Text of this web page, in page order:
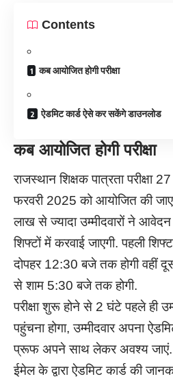
Contents
कब आयोजित होगी परीक्षा
ऐडमिट कार्ड ऐसे कर सकेंगे डाउनलोड
कब आयोजित होगी परीक्षा
राजस्थान शिक्षक पात्रता
फरवरी 2025 को आयोजित की
लाख से ज्यादा उम्मीदवारों ने आवेदन
शिफ्टों में करवाई जाएगी. पहली
दोपहर 12:30 बजे तक होगी वहीं
से शाम 5:30 बजे तक होगी.
परीक्षा शुरू होने से 2 घंटे पहले ही
पहुंचना होगा, उम्मीदवार अपना
प्रूफ अपने साथ लेकर अवश्य जाएं.
ईमेल के द्वारा ऐडमिट कार्ड की